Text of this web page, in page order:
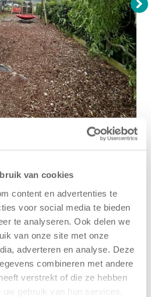
van cookies
content en advertenties te
voor social media te bieden
te analyseren. Ook delen we
van onze site met onze
adverteren en analyse. Deze
combineren met andere
verstrekt of die ze hebben
gebruik van hun services.
en
liefdevolle
we geven kinderen de
maar stimuleren
kind te zijn. Wij organiseren
activiteiten, denk aan